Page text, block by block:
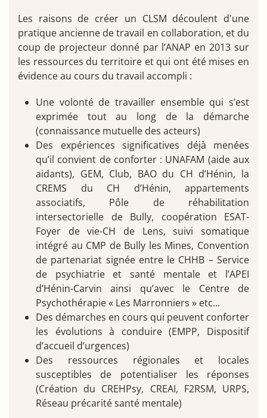
Les raisons de créer un CLSM découlent d'une
pratique ancienne de travail en collaboration, et du
coup de projecteur donné par l’ANAP en 2013 sur
les ressources du territoire et qui ont été mises en
évidence au cours du travail accompli :
Une volonté de travailler ensemble qui s’est
exprimée tout au long de la démarche
(connaissance mutuelle des acteurs)
Des expériences significatives déjà menées
qu’il convient de conforter : UNAFAM (aide aux
aidants), GEM, Club, BAO du CH d’Hénin, la
CREMS du CH d’Hénin, appartements
associatifs, Pôle de réhabilitation
intersectorielle de Bully, coopération ESAT-
Foyer de vie-CH de Lens, suivi somatique
intégré au CMP de Bully les Mines, Convention
de partenariat signée entre le CHHB – Service
de psychiatrie et santé mentale et l’APEI
d’Hénin-Carvin ainsi qu’avec le Centre de
Psychothérapie « Les Marronniers » etc...
Des démarches en cours qui peuvent conforter
les évolutions à conduire (EMPP, Dispositif
d’accueil d’urgences)
Des ressources régionales et locales
susceptibles de potentialiser les réponses
(Création du CREHPsy, CREAI, F2RSM, URPS,
Réseau précarité santé mentale)